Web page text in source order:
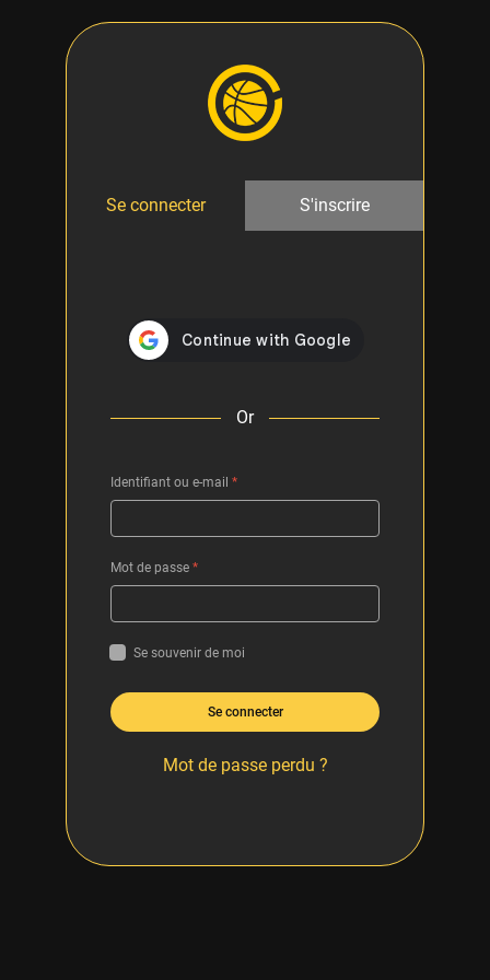
Se connecter S'inscrire
Or
Identifiant ou e-mail *
Mot de passe *
Se souvenir de moi
Se connecter
Mot de passe perdu ?